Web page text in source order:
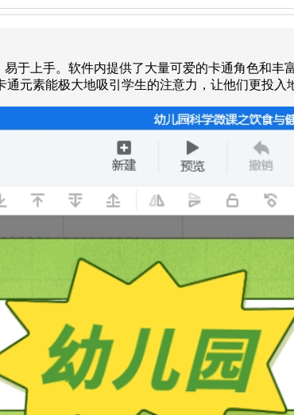
于上手。软件内提供了大量可爱的卡通角色和
元素能极大地吸引学生的注意力，让他们更投入